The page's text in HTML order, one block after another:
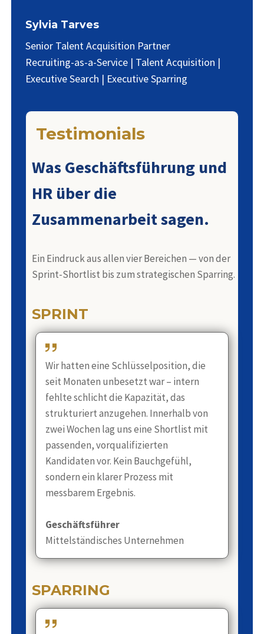
Sylvia Tarves
Senior Talent Acquisition Partner
Recruiting-as-a-Service | Talent Acquisition |
Executive Search | Executive Sparring
Testimonials
Was Geschäftsführung und
HR über die
Zusammenarbeit sagen.
Ein Eindruck aus allen vier Bereichen — von der
Sprint-Shortlist bis zum strategischen Sparring.
SPRINT
Wir hatten eine Schlüsselposition, die
seit Monaten unbesetzt war – intern
fehlte schlicht die Kapazität, das
strukturiert anzugehen. Innerhalb von
zwei Wochen lag uns eine Shortlist mit
passenden, vorqualifizierten
Kandidaten vor. Kein Bauchgefühl,
sondern ein klarer Prozess mit
messbarem Ergebnis.
Geschäftsführer
Mittelständisches Unternehmen
SPARRING